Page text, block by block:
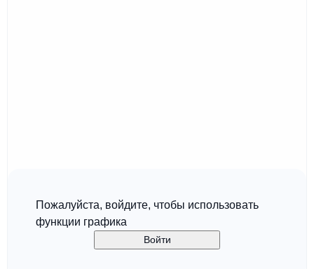
Пожалуйста, войдите, чтобы использовать
функции графика
Войти